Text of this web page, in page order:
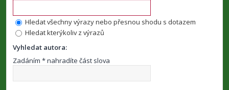
Hledat všechny výrazy nebo přesnou shodu s dotazem
Hledat kterýkoliv z výrazů
Vyhledat autora:
Zadáním * nahradíte část slova